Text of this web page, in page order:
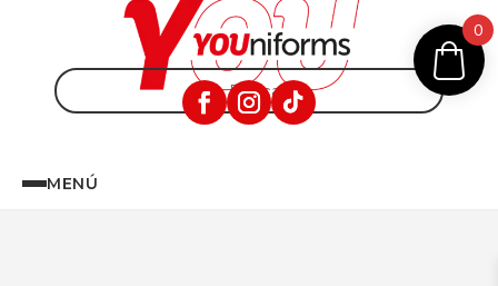
MENÚ
0